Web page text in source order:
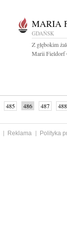
MARIA
GDAŃSK
Z głębokim
Marii Fieldorf
485 486 487
488
Reklama
Polityka